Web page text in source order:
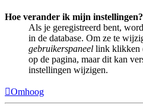
Hoe verander ik mijn instellingen?
Als je geregistreerd bent,
in de database. Om ze te
gebruikerspaneel link klikken
op de pagina, maar dit kan
instellingen wijzigen.
Omhoog